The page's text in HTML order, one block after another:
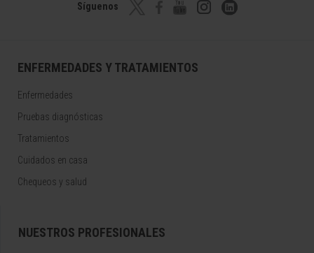
Síguenos
ENFERMEDADES Y TRATAMIENTOS
Enfermedades
Pruebas diagnósticas
Tratamientos
Cuidados en casa
Chequeos y salud
NUESTROS PROFESIONALES